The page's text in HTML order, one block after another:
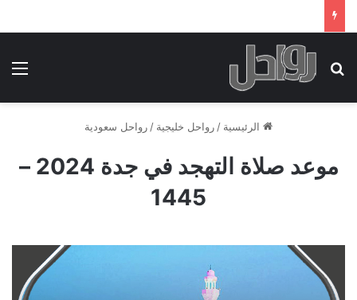
بحث عن
الرئيسية / رواحل خليجية / رواحل سعودية
موعد صلاة التهجد في جدة 2024 –
1445